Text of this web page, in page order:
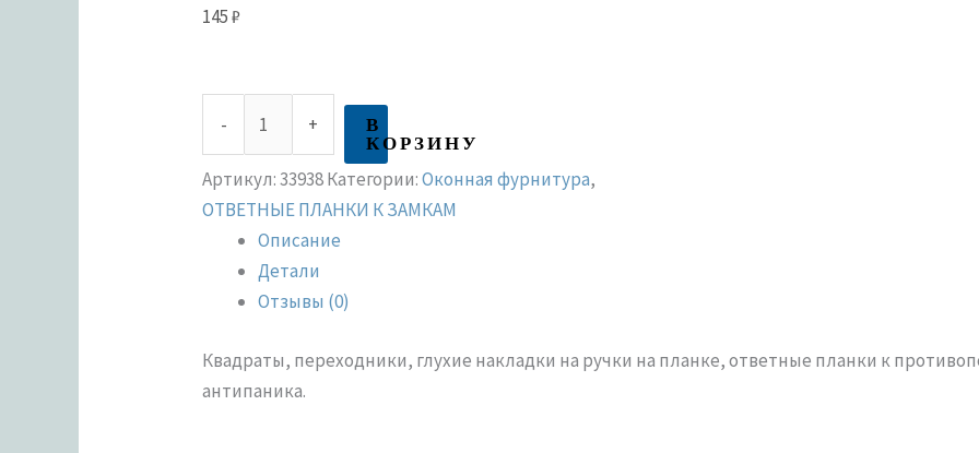
145₽
- + В
КОРЗИНУ
Артикул:33938Категории:Оконная фурнитура,
ОТВЕТНЫЕ ПЛАНКИ К ЗАМКАМ
Описание
Детали
Отзывы (0)
Квадраты, переходники, глухие накладки на ручки на планке, ответные планки к
антипаника.